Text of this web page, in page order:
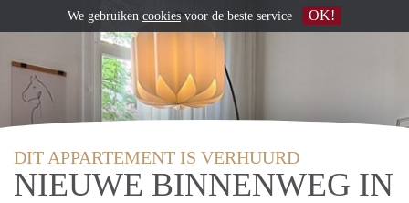
DIT APPARTEMENT IS VERHUURD
NIEUWE BINNENWEG IN
We gebruiken cookies voor de beste service OK!